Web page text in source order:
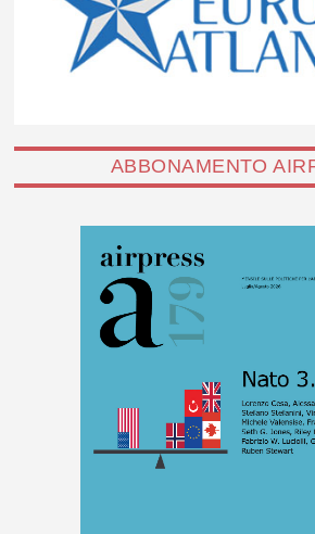
ABBONAMENTO